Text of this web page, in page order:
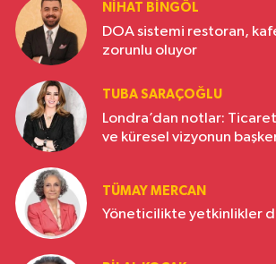
NIHAT BINGÖL
DOA sistemi restoran,
zorunlu oluyor
TUBA SARAÇOĞLU
Londra’dan notlar:
ve küresel vizyonun
TÜMAY MERCAN
Yöneticilikte yetkinlikler